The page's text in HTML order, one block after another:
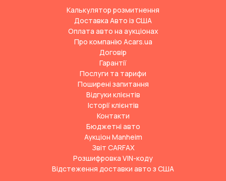
Калькулятор розмитнення
Доставка Авто із США
Оплата авто на аукціонах
Про компанію Acars.ua
Договір
Гарантії
Послуги та тарифи
Поширені запитання
Відгуки клієнтів
Історії клієнтів
Контакти
Бюджетні авто
Аукціон Manheim
Звіт CARFAX
Розшифровка VIN-коду
Відстеження доставки авто з США